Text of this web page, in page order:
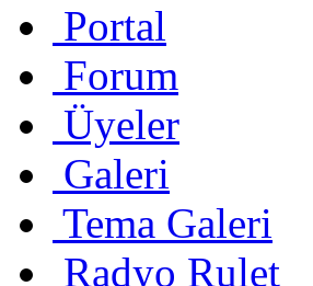
Portal
Forum
Üyeler
Galeri
Tema Galeri
Radyo Rulet